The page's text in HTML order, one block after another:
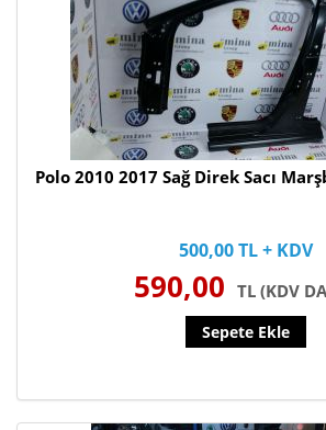
Polo 2010 2017 Sağ Direk Sacı
500,00 TL + KDV
590,00 TL (KDV
Sepete Ekle